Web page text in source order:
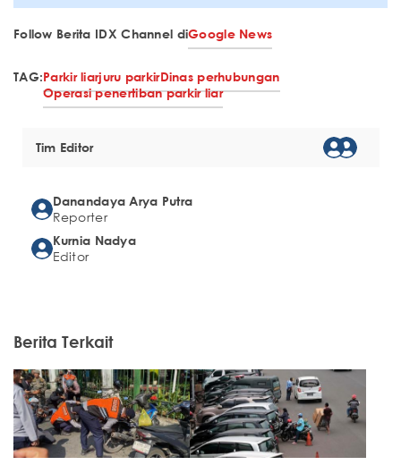
Follow Berita IDX Channel diGoogle News
TAG:Parkir liarjuru parkirDinas perhubungan
Operasi penertiban parkir liar
Tim Editor
Danandaya Arya Putra
Reporter
Kurnia Nadya
Editor
Berita Terkait